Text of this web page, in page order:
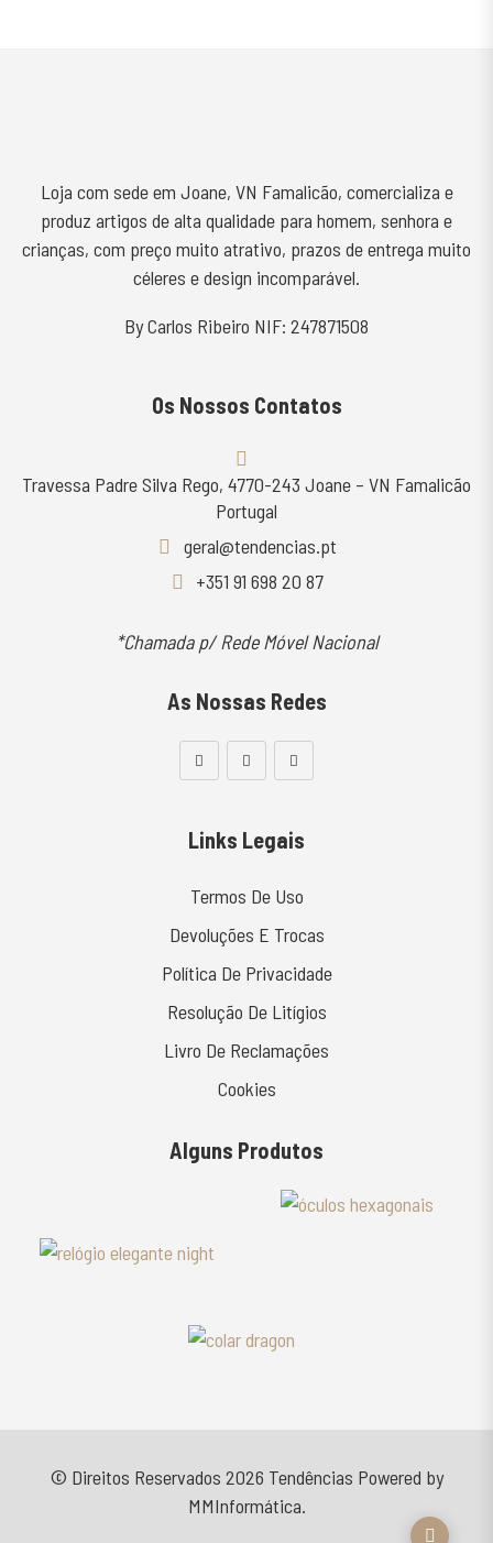
Loja com sede em Joane, VN Famalicão, comercializa e
produz artigos de alta qualidade para homem, senhora e
crianças, com preço muito atrativo, prazos de entrega muito
céleres e design incomparável.
By Carlos Ribeiro NIF: 247871508
Os Nossos Contatos
Travessa Padre Silva Rego, 4770-243 Joane – VN Famalicão
Portugal
geral@tendencias.pt
+351 91 698 20 87
*Chamada p/ Rede Móvel Nacional
As Nossas Redes
Links Legais
Termos De Uso
Devoluções E Trocas
Política De Privacidade
Resolução De Litígios
Livro De Reclamações
Cookies
Alguns Produtos
© Direitos Reservados 2026 Tendências Powered by
MMInformática.